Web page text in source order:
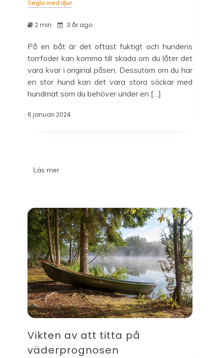
M32series.com
Segla med djur
2 min 3 år ago
På en båt är det oftast fuktigt och hundens
torrfoder kan komma till skada om du låter det
vara kvar i original påsen. Dessutom om du har
en stor hund kan det vara stora säckar med
hundmat som du behöver under en […]
6 januari 2024
Läs mer
Vikten av att titta på
väderprognosen